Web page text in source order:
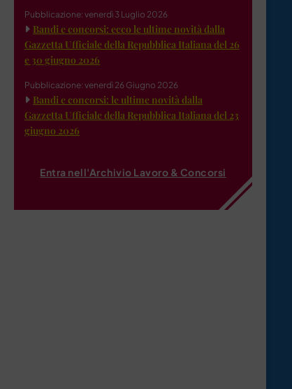
Pubblicazione: venerdì 3 Luglio 2026
Bandi e concorsi: ecco le ultime novità dalla
Gazzetta Ufficiale della Repubblica Italiana del 26
e 30 giugno 2026
Pubblicazione: venerdì 26 Giugno 2026
Bandi e concorsi: le ultime novità dalla
Gazzetta Ufficiale della Repubblica Italiana del 23
giugno 2026
Entra nell'Archivio Lavoro & Concorsi